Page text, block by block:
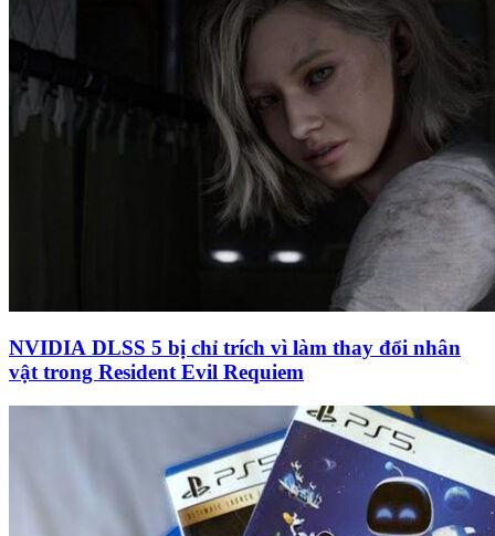
NVIDIA DLSS 5 bị chỉ trích vì làm thay đổi nhân
vật trong Resident Evil Requiem